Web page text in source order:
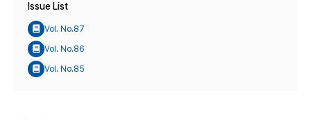
Issue List
Vol. No.87
Vol. No.86
Vol. No.85